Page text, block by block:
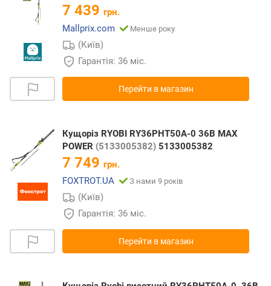
7 439 грн.
Mallprix.com
Менше року
(Київ)
Гарантія: 36 міс.
Перейти в магазин
Кущоріз RYOBI RY36PHT50A-0 36В MAX
POWER (5133005382) 5133005382
7 749 грн.
FOXTROT.UA
З нами 9 років
(Київ)
Гарантія: 36 міс.
Перейти в магазин